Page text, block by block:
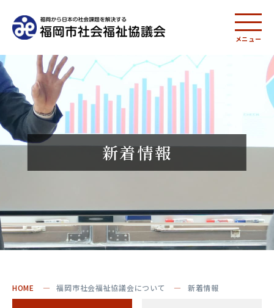
メニュー
新着情報
HOME 福岡市社会福祉協議会について 新着情報